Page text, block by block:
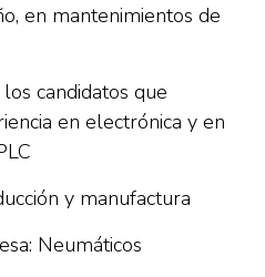
en mantenimientos de
candidatos que
en electrónica y en
y manufactura
Neumáticos